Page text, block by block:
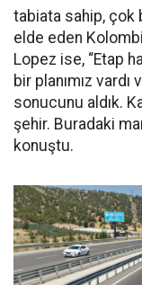
tabiata sahip, çok
elde eden
Lopez ise, “Etap
bir planımız
sonucunu aldık.
şehir. Buradaki
konuştu.